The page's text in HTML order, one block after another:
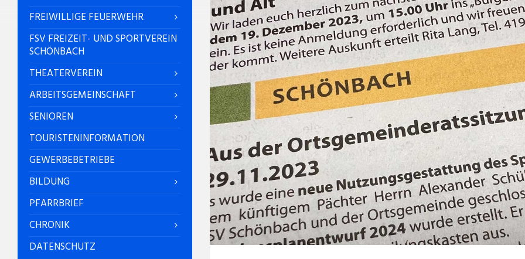
FREIWILLIGE FEUERWEHR
FSV FREIZEIT- UND SPORTVEREIN
SCHÖNBACH
THEATERVEREIN
ARBEITSGEMEINSCHAFT
SENIOREN
TOURISTENINFORMATION
GEWERBEBETRIEBE
BILDUNG
PFARRBRIEF
CHRONIK
DATENSCHUTZ